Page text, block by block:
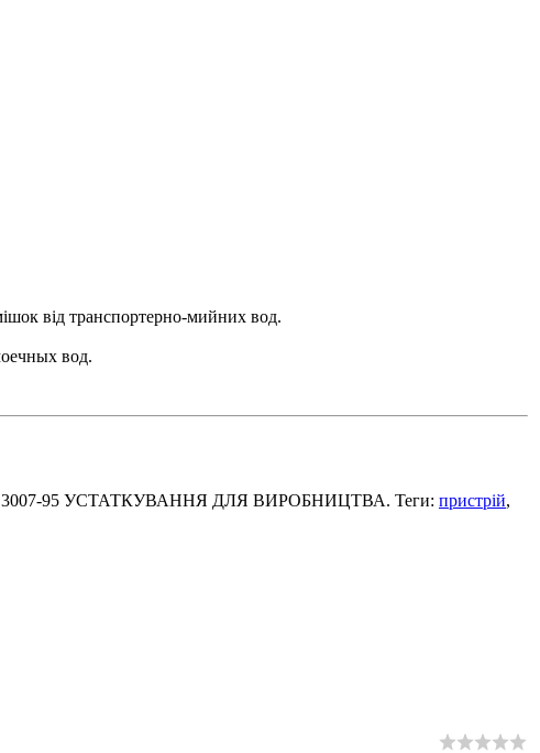
від транспортерно-мийних вод.
вод.
3007-95 УСТАТКУВАННЯ ДЛЯ ВИРОБНИЦТВА. Теги: пристрій,